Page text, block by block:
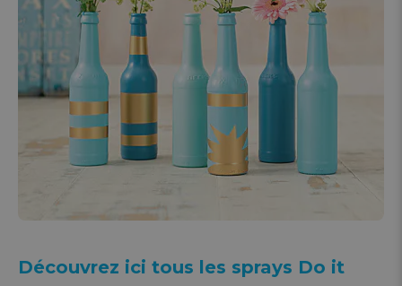
Découvrez ici tous les sprays Do it